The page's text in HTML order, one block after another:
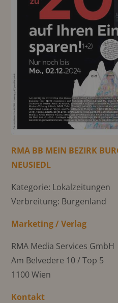
RMA BB MEIN BEZIRK
NEUSIEDL
Kategorie: Lokalzeitungen
Verbreitung: Burgenland
Marketing / Verlag
RMA Media Services GmbH
Am Belvedere 10 / Top 5
1100 Wien
Kontakt